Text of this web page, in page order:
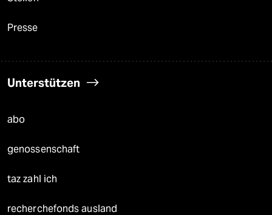
Presse
Unterstützen
abo
genossenschaft
taz zahl ich
recherchefonds ausland